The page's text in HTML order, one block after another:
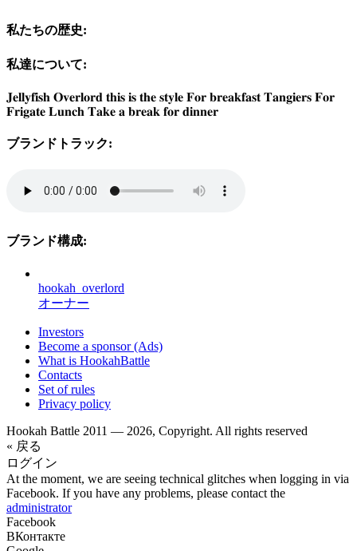
私たちの歴史:
私達について:
𝐉𝐞𝐥𝐥𝐲𝐟𝐢𝐬𝐡 𝐎𝐯𝐞𝐫𝐥𝐨𝐫𝐝 𝐭𝐡𝐢𝐬 𝐢𝐬 𝐭𝐡𝐞 𝐬𝐭𝐲𝐥𝐞 𝐅𝐨𝐫 𝐛𝐫𝐞𝐚𝐤𝐟𝐚𝐬𝐭 𝐓𝐚𝐧𝐠𝐢𝐞𝐫𝐬 𝐅𝐨𝐫
𝐅𝐫𝐢𝐠𝐚𝐭𝐞 𝐋𝐮𝐧𝐜𝐡 𝐓𝐚𝐤𝐞 𝐚 𝐛𝐫𝐞𝐚𝐤 𝐟𝐨𝐫 𝐝𝐢𝐧𝐧𝐞𝐫
ブランドトラック:
ブランド構成:
hookah_overlord
オーナー
Investors
Become a sponsor (Ads)
What is HookahBattle
Contacts
Set of rules
Privacy policy
Hookah Battle 2011 — 2026, Copyright. All rights reserved
« 戻る
ログイン
At the moment, we are seeing technical glitches when logging in via
Facebook. If you have any problems, please contact the
administrator
Facebook
ВКонтакте